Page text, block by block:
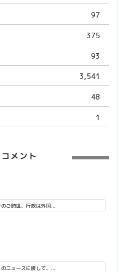
97
375
93
3,541
48
1
メント
ご時世、行政は外国...
ニュースに接して、...